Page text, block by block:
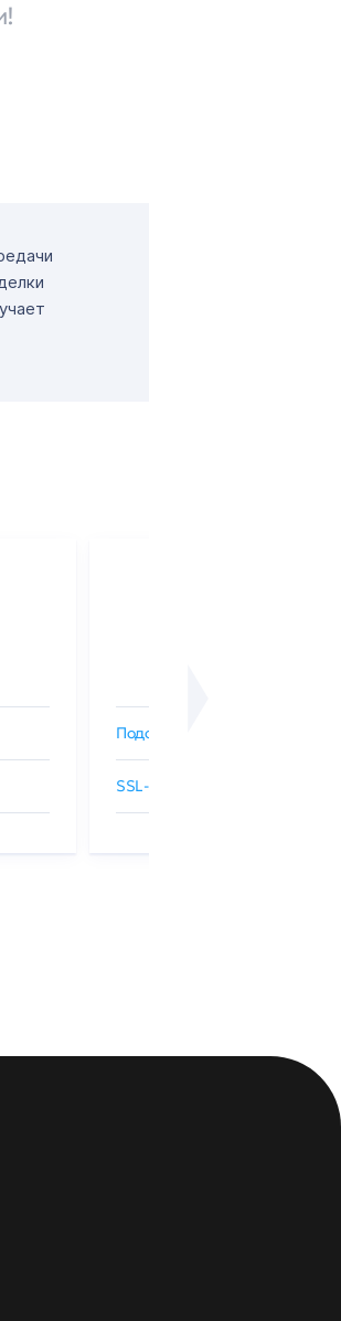
Подобрать SSL-сертификат
SSL-сертификаты GlobalSign